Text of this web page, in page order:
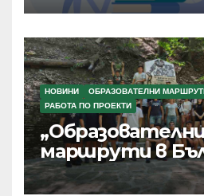
НОВИНИ
ОБРАЗОВАТЕЛНИ
РАБОТА ПО ПРОЕКТИ
маршрути в